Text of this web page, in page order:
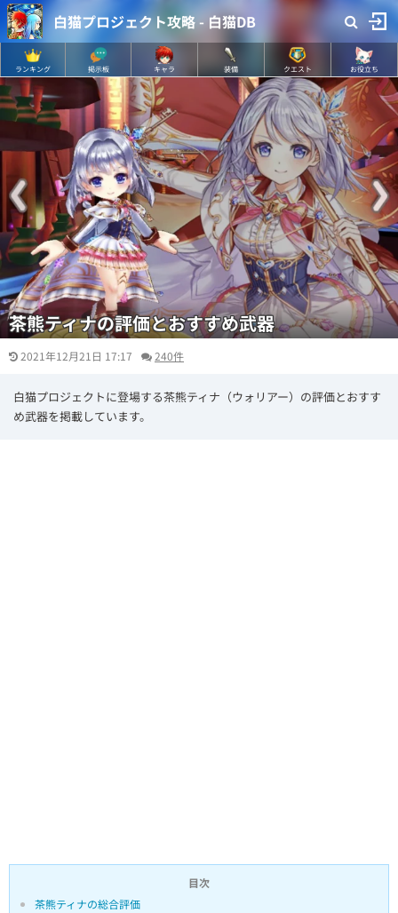
白猫プロジェクト攻略 - 白猫DB
ランキング 掲示板 キャラ 装備 クエスト お役立ち
茶熊ティナの評価とおすすめ武器
2021年12月21日 17:17 240件
白猫プロジェクトに登場する茶熊ティナ（ウォリアー）の評価とおすす
め武器を掲載しています。
目次
茶熊ティナの総合評価